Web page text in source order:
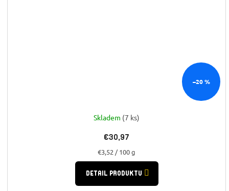
–20 %
Skladem (7 ks)
€30,97
Jednotková
cena:
€3,52 / 100 g
DETAIL PRODUKTU